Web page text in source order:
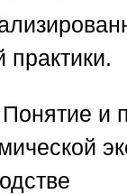
практики.
и